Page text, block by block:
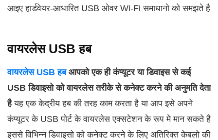
आइए हार्डवेयर-आधारित USB ओवर Wi-Fi समाधानो को समझते है
वायरलेस USB हब
वायरलेस USB हबआपको एक ही कंप्यूटर या डिवाइस से कई
USB डिवाइसो को वायरलेस तरीके से कनेक्ट करने की अनुमति देता
हैयह एक केद्रीय हब की तरह काम करता है या आप इसे अपने
कंप्यूटर के USB पोर्ट के वायरलेस एक्सटेशन के रूप मे मान सकते है
इससे विभिन्न डिवाइसो को कनेक्ट करने के लिए अतिरिक्त केबलो की